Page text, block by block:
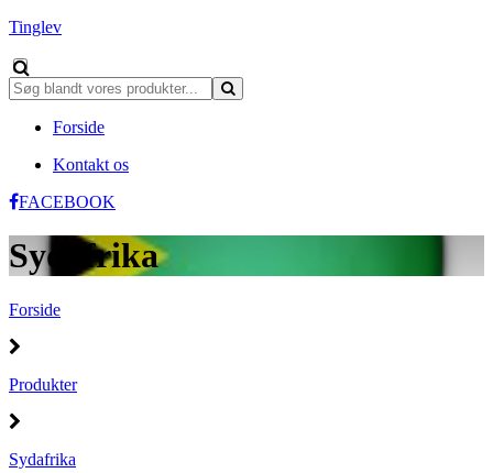
Tinglev
Forside
Kontakt os
FACEBOOK
Sydafrika
Forside
Produkter
Sydafrika